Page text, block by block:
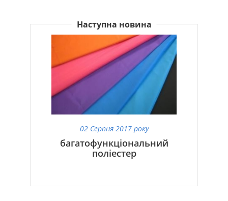
Наступна новина
02 Серпня 2017 року
багатофункціональний
поліестер